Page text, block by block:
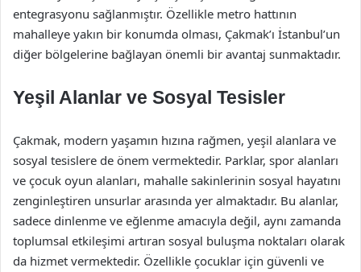
entegrasyonu sağlanmıştır. Özellikle metro hattının
mahalleye yakın bir konumda olması, Çakmak’ı İstanbul’un
diğer bölgelerine bağlayan önemli bir avantaj sunmaktadır.
Yeşil Alanlar ve Sosyal Tesisler
Çakmak, modern yaşamın hızına rağmen, yeşil alanlara ve
sosyal tesislere de önem vermektedir. Parklar, spor alanları
ve çocuk oyun alanları, mahalle sakinlerinin sosyal hayatını
zenginleştiren unsurlar arasında yer almaktadır. Bu alanlar,
sadece dinlenme ve eğlenme amacıyla değil, aynı zamanda
toplumsal etkileşimi artıran sosyal buluşma noktaları olarak
da hizmet vermektedir. Özellikle çocuklar için güvenli ve